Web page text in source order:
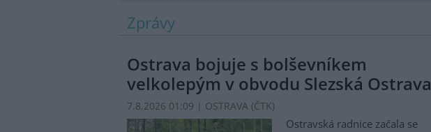
Zprávy
Ostrava bojuje s bolševníkem
velkolepým v obvodu Slezská Ostrava
7.8.2026 01:09 | OSTRAVA (ČTK)
Ostravská radnice začala se